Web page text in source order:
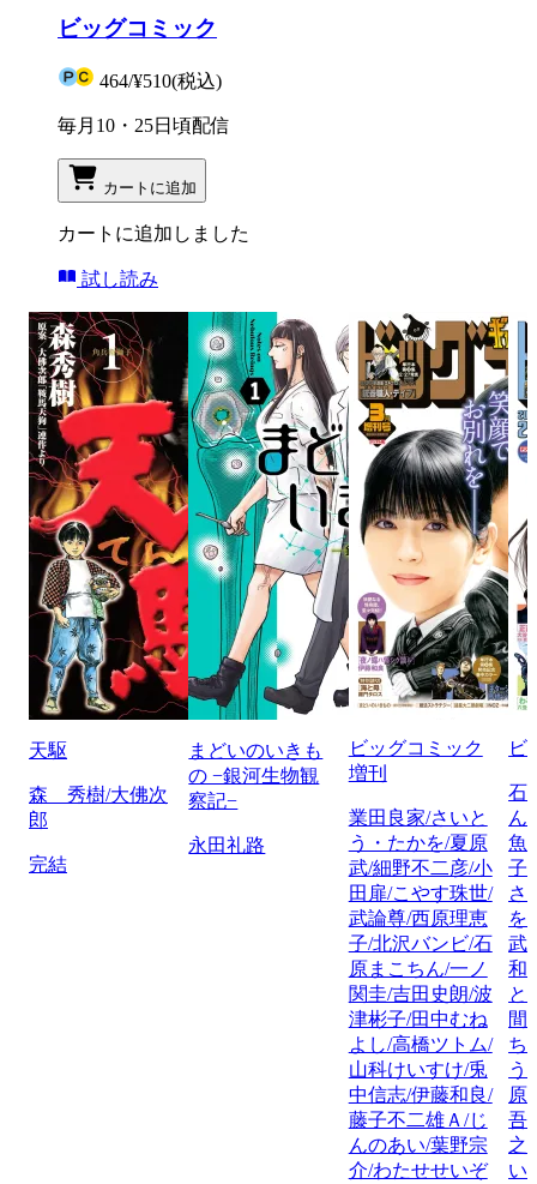
ビッグコミック
464/¥510(税込)
毎月10・25日頃配信
カートに追加
カートに追加しました
試し読み
天駆
森 秀樹/大佛次
郎
完結
まどいのいきも
の −銀河生物観
察記−
永田礼路
ビッグコミック
増刊
業田良家/さいと
う・たかを/夏原
武/細野不二彦/小
田扉/こやす珠世/
武論尊/西原理恵
子/北沢バンビ/石
原まこちん/一ノ
関圭/吉田史朗/波
津彬子/田中むね
よし/高橋ツトム/
山科けいすけ/兎
中信志/伊藤和良/
藤子不二雄Ａ/じ
んのあい/葉野宗
介/わたせせいぞ
ビ
石
ん
魚
子
さ
を
武/
和
と
間
ち
う
原
吾/
之
い